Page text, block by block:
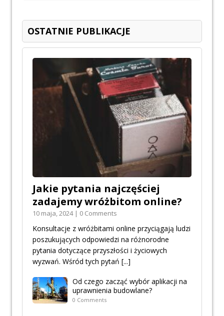
OSTATNIE PUBLIKACJE
Jakie pytania najczęściej
zadajemy wróżbitom online?
10 maja, 2024 | 0 Comments
Konsultacje z wróżbitami online przyciągają ludzi
poszukujących odpowiedzi na różnorodne
pytania dotyczące przyszłości i życiowych
wyzwań. Wśród tych pytań [...]
Od czego zacząć wybór aplikacji na
uprawnienia budowlane?
0 Comments